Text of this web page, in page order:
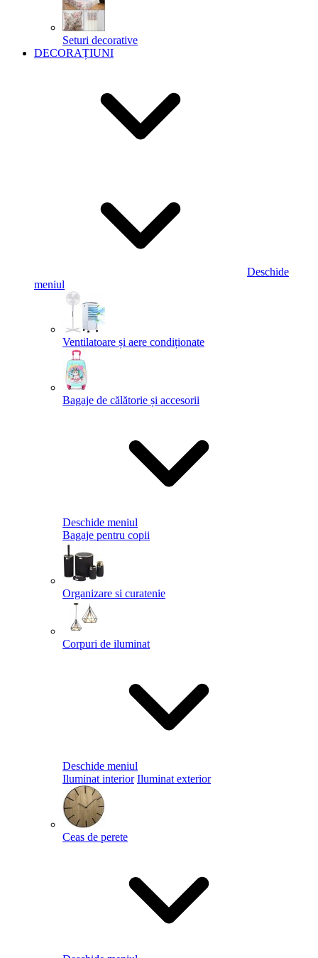
Seturi decorative
DECORAȚIUNI
Deschide
meniul
Ventilatoare și aere condiționate
Bagaje de călătorie și accesorii
Deschide meniul
Bagaje pentru copii
Organizare si curatenie
Corpuri de iluminat
Deschide meniul
Iluminat interior Iluminat exterior
Ceas de perete